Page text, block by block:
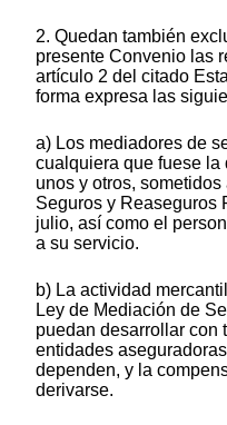
2. Quedan también
presente Convenio las
artículo 2 del citado
forma expresa las
a) Los mediadores de
cualquiera que fuese
unos y otros,
Seguros y Reaseguros
julio, así como el
a su servicio.
b) La actividad
Ley de Mediación de
puedan desarrollar con
entidades
dependen, y la
derivarse.